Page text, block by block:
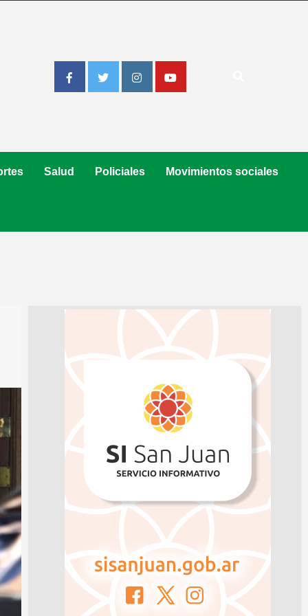
FacebookTwitterInstagramYoutube
Salud Policiales Movimientos sociales